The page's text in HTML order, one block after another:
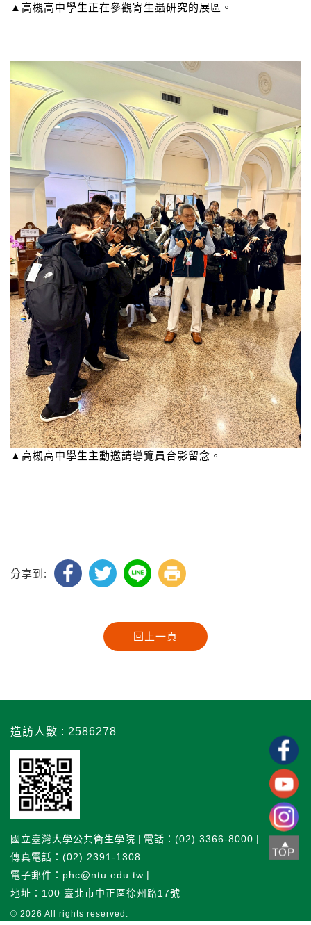
▲高槻高中學生正在參觀寄生蟲研究的展區。
▲高槻高中學生主動邀請導覽員合影留念。
分享到:
TOP
造訪人數 : 2586278
國立臺灣大學公共衛生學院
電話：(02) 3366-8000
傳真電話：(02) 2391-1308
電子郵件：phc@ntu.edu.tw
地址：100 臺北市中正區徐州路17號
© 2026 All rights reserved.